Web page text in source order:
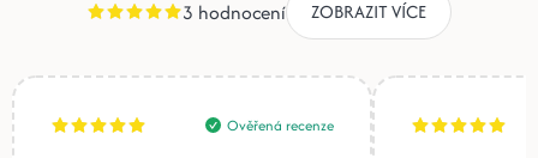
3 hodnocení ZOBRAZIT VÍCE
Ověřená recenze